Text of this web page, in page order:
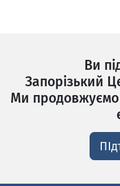
Ви
Запорізький
Ми